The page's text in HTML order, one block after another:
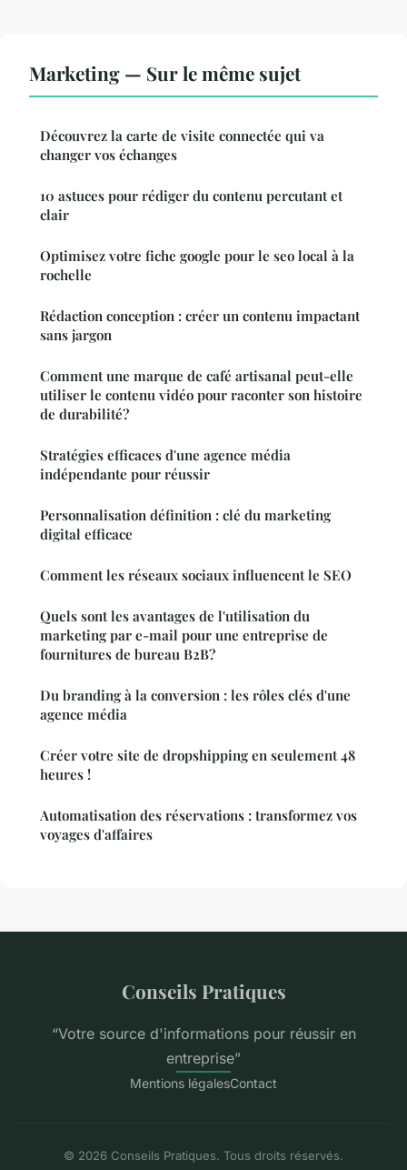
Marketing — Sur le même sujet
Découvrez la carte de visite connectée qui va
changer vos échanges
10 astuces pour rédiger du contenu percutant et
clair
Optimisez votre fiche google pour le seo local à la
rochelle
Rédaction conception : créer un contenu impactant
sans jargon
Comment une marque de café artisanal peut-elle
utiliser le contenu vidéo pour raconter son histoire
de durabilité?
Stratégies efficaces d'une agence média
indépendante pour réussir
Personnalisation définition : clé du marketing
digital efficace
Comment les réseaux sociaux influencent le SEO
Quels sont les avantages de l'utilisation du
marketing par e-mail pour une entreprise de
fournitures de bureau B2B?
Du branding à la conversion : les rôles clés d'une
agence média
Créer votre site de dropshipping en seulement 48
heures !
Automatisation des réservations : transformez vos
voyages d'affaires
Conseils Pratiques
“Votre source d'informations pour réussir en
entreprise”
Mentions légalesContact
© 2026 Conseils Pratiques. Tous droits réservés.